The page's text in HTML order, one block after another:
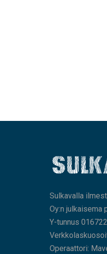
Sulkavalla
Oy:n julkaisema
Y-tunnus
Operaattori: